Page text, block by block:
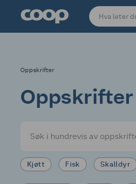
Oppskrifter
Oppskrifter
Kjøtt Fisk Skalldyr